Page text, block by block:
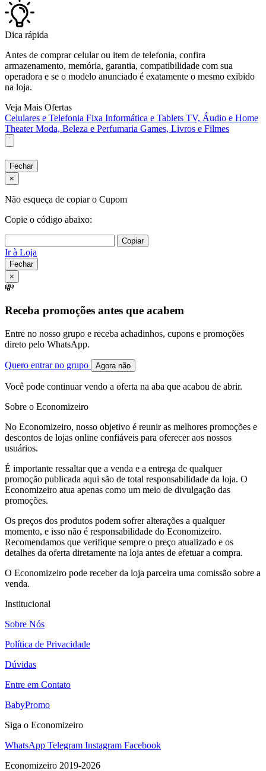
Dica rápida
Antes de comprar celular ou item de telefonia, confira
armazenamento, memória, garantia, compatibilidade com sua
operadora e se o modelo anunciado é exatamente o mesmo exibido
na loja.
Veja Mais Ofertas
Celulares e Telefonia Fixa Informática e Tablets TV, Áudio e Home
TheaterModa, Beleza e Perfumaria Games, Livros e Filmes
Fechar
×
Não esqueça de copiar o Cupom
Copie o código abaixo:
Copiar
Ir à Loja
Fechar
×
💸
Receba promoções antes que acabem
Entre no nosso grupo e receba achadinhos, cupons e promoções
direto pelo WhatsApp.
Quero entrar no grupo Agora não
Você pode continuar vendo a oferta na aba que acabou de abrir.
Sobre o Economizeiro
No Economizeiro, nosso objetivo é reunir as melhores promoções e
descontos de lojas online confiáveis para oferecer aos nossos
usuários.
É importante ressaltar que a venda e a entrega de qualquer
promoção publicada aqui são de total responsabilidade da loja. O
Economizeiro atua apenas como um meio de divulgação das
promoções.
Os preços dos produtos podem sofrer alterações a qualquer
momento, e isso não é responsabilidade do Economizeiro.
Recomendamos que verifique sempre o preço atualizado e os
detalhes da oferta diretamente na loja antes de efetuar a compra.
O Economizeiro pode receber da loja parceira uma comissão sobre a
venda.
Institucional
Sobre Nós
Política de Privacidade
Dúvidas
Entre em Contato
BabyPromo
Siga o Economizeiro
WhatsApp Telegram Instagram Facebook
Economizeiro 2019-2026